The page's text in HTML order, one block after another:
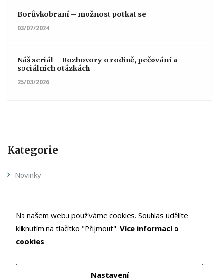
Borůvkobraní – možnost potkat se
03/07/2024
Náš seriál – Rozhovory o rodině, pečování a
sociálních otázkách
25/03/2026
Kategorie
Novinky
Realizované projekty
Pečuj doma – magazín
Na našem webu používáme cookies. Souhlas udělíte
kliknutím na tlačítko "Přijmout". Více informací o
cookies
Nastavení